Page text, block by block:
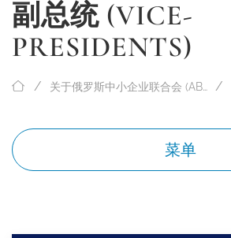
副总统 (VICE-
PRESIDENTS)
关于俄罗斯中小企业联合会 (ABOUT “OPORA RUSSIA”)
菜单